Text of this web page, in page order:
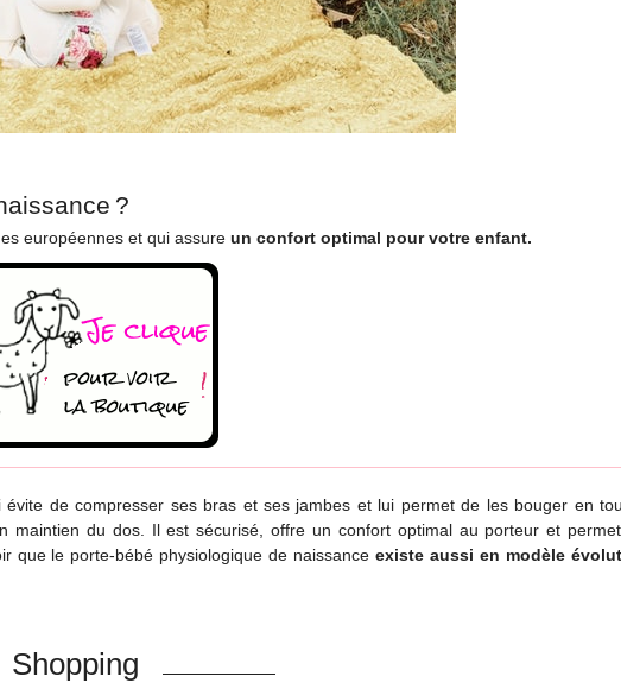
?
européennes et qui assure un confort optimal pour votre enfant.
de compresser ses bras et ses jambes et lui permet de les bouger en
maintien du dos. Il est sécurisé, offre un confort optimal au porteur et
que le porte-bébé physiologique de naissanceexiste aussi en modèle
Shopping